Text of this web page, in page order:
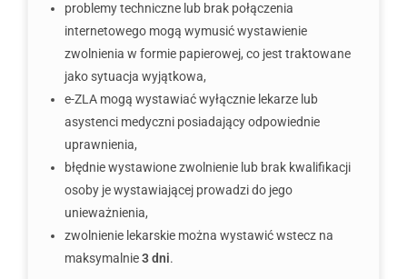
problemy techniczne lub brak połączenia
internetowego mogą wymusić wystawienie
zwolnienia w formie papierowej, co jest traktowane
jako sytuacja wyjątkowa,
e-ZLA mogą wystawiać wyłącznie lekarze lub
asystenci medyczni posiadający odpowiednie
uprawnienia,
błędnie wystawione zwolnienie lub brak kwalifikacji
osoby je wystawiającej prowadzi do jego
unieważnienia,
zwolnienie lekarskie można wystawić wstecz na
maksymalnie3 dni.